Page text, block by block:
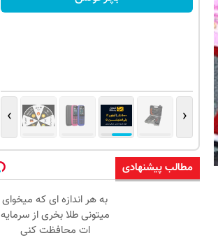
‹
›
مطالب پیشنهادی
به هر اندازه ای که میخوای
میتونی طلا بخری از سرمایه
ات محافظت کنی